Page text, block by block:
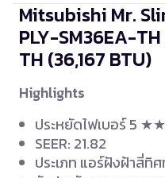
Mitsubishi Mr.
PLY-SM36EA-
TH (36,167 BTU)
Highlights
ประหยัดไฟเบอร์ 5
SEER: 21.82
ประเภท แอร์ฝังฝ้าสี่ทิ